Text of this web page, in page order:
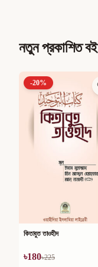
নতুন প্রকাশিত বই
-20%
কিতাবুত তাওহীদ
৳180৳225